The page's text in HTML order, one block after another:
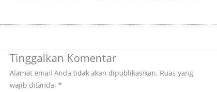
Tinggalkan Komentar
Alamat email Anda tidak akan dipublikasikan. Ruas yang
wajib ditandai *